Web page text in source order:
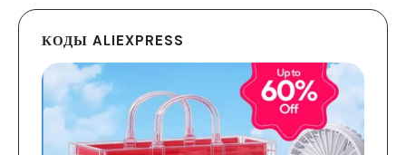
КОДЫ ALIEXPRESS